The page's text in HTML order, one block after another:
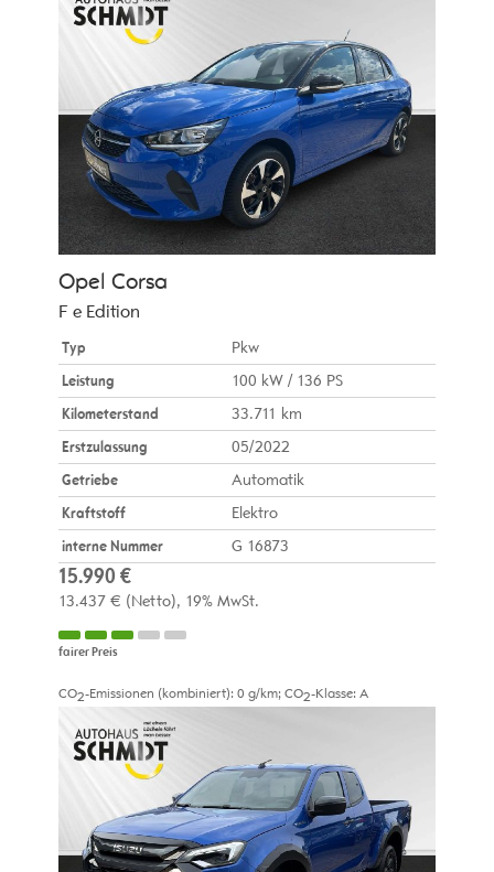
Opel Corsa
F e Edition
Typ
Pkw
Leistung
100 kW / 136 PS
Kilometerstand
33.711 km
Erstzulassung
05/2022
Getriebe
Automatik
Kraftstoff
Elektro
interne Nummer
G 16873
15.990 €
13.437 € (Netto) 19% MwSt.
fairer Preis
CO2-Emissionen (kombiniert): 0 g/km; CO2-Klasse: A